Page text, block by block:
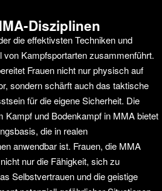
Disziplinen
die effektivsten Techniken und
von Kampfsportarten zusammenführt.
Frauen nicht nur physisch auf
sondern schärft auch das taktische
für die eigene Sicherheit. Die
Kampf und Bodenkampf in MMA bietet
die in realen
anwendbar ist. Frauen, die MMA
nur die Fähigkeit, sich zu
Selbstvertrauen und die geistige